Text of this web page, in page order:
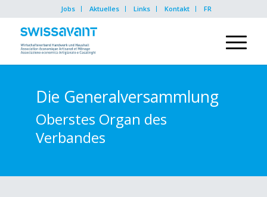
Jobs Aktuelles Links Kontakt FR
Die Generalversammlung
Oberstes Organ des
Verbandes